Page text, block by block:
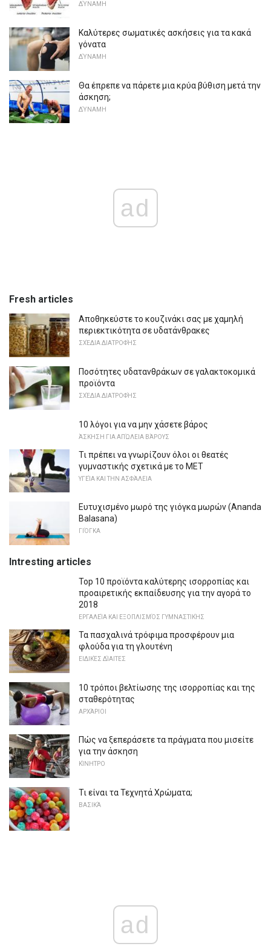
ΔΎΝΑΜΗ
Καλύτερες σωματικές ασκήσεις για τα κακά
γόνατα
ΔΎΝΑΜΗ
Θα έπρεπε να πάρετε μια κρύα βύθιση μετά την
άσκηση;
ΔΎΝΑΜΗ
ad
Fresh articles
Αποθηκεύστε το κουζινάκι σας με χαμηλή
περιεκτικότητα σε υδατάνθρακες
ΣΧΈΔΙΑ ΔΙΑΤΡΟΦΉΣ
Ποσότητες υδατανθράκων σε γαλακτοκομικά
προϊόντα
ΣΧΈΔΙΑ ΔΙΑΤΡΟΦΉΣ
10 λόγοι για να μην χάσετε βάρος
ΆΣΚΗΣΗ ΓΙΑ ΑΠΏΛΕΙΑ ΒΆΡΟΥΣ
Τι πρέπει να γνωρίζουν όλοι οι θεατές
γυμναστικής σχετικά με το MET
ΥΓΕΊΑ ΚΑΙ ΤΗΝ ΑΣΦΆΛΕΙΑ
Ευτυχισμένο μωρό της γιόγκα μωρών (Ananda
Balasana)
ΓΙΌΓΚΑ
Intresting articles
Top 10 προϊόντα καλύτερης ισορροπίας και
προαιρετικής εκπαίδευσης για την αγορά το
2018
ΕΡΓΑΛΕΊΑ ΚΑΙ ΕΞΟΠΛΙΣΜΌΣ ΓΥΜΝΑΣΤΙΚΉΣ
Τα πασχαλινά τρόφιμα προσφέρουν μια
φλούδα για τη γλουτένη
ΕΙΔΙΚΈΣ ΔΊΑΙΤΕΣ
10 τρόποι βελτίωσης της ισορροπίας και της
σταθερότητας
ΑΡΧΆΡΙΟΙ
Πώς να ξεπεράσετε τα πράγματα που μισείτε
για την άσκηση
ΚΊΝΗΤΡΟ
Τι είναι τα Τεχνητά Χρώματα;
ΒΑΣΙΚΆ
ad